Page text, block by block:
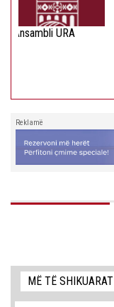
Ansambli URA
Reklamë
MË TË SHIKUARAT